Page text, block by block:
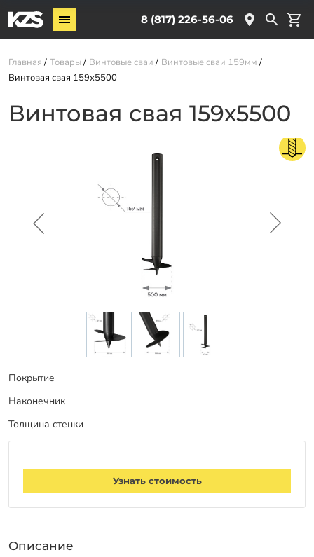
8 (817) 226-56-06
Винтовые сваи
Комплектующие
Услуги
О компании
Доставка
Заказать звонок
Главная Товары Винтовые сваи
Винтовые сваи 159мм
Винтовая свая 159х5500
Винтовая свая 159х5500
Покрытие
Наконечник
Толщина стенки
Узнать стоимость
Описание